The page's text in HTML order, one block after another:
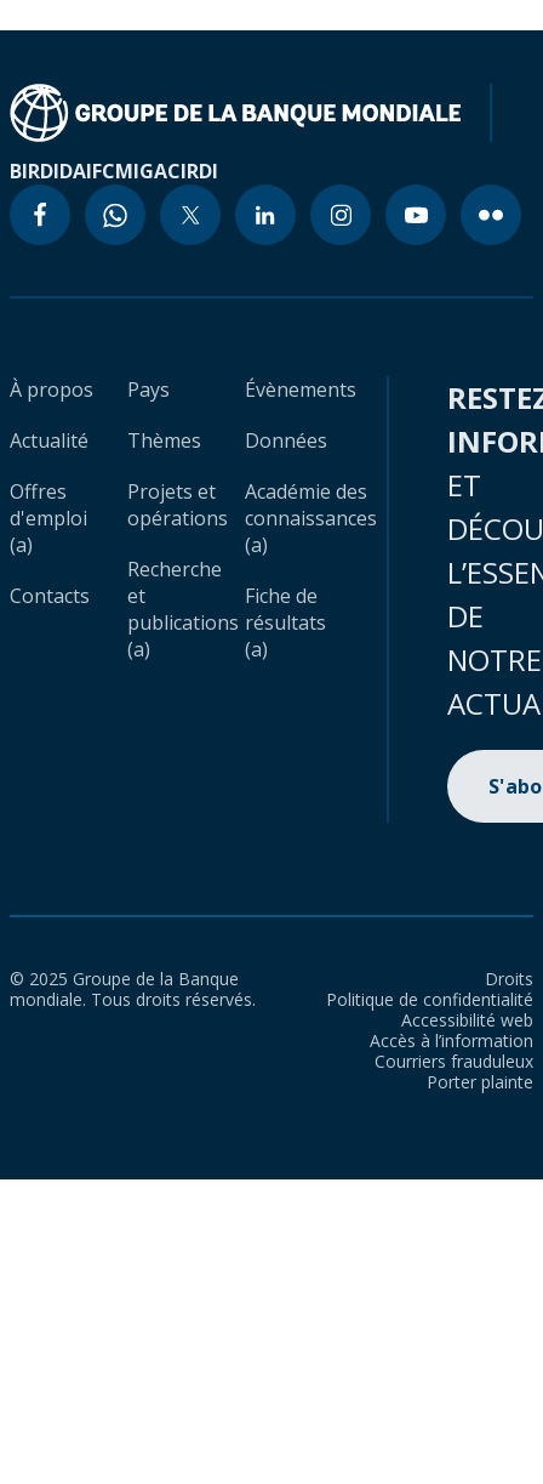
BIRDIDAIFCMIGACIRDI
À propos
Actualité
Offres
d'emploi
(a)
Contacts
Pays
Thèmes
Projets et
opérations
Recherche
et
publications
(a)
Évènements
Données
Académie des
connaissances
(a)
Fiche de
résultats
(a)
ET
DE
NOTRE
© 2025 Groupe de la Banque
mondiale. Tous droits réservés.
Droits
Politique de confidentialité
Accessibilité web
Accès à l’information
Courriers frauduleux
Porter plainte